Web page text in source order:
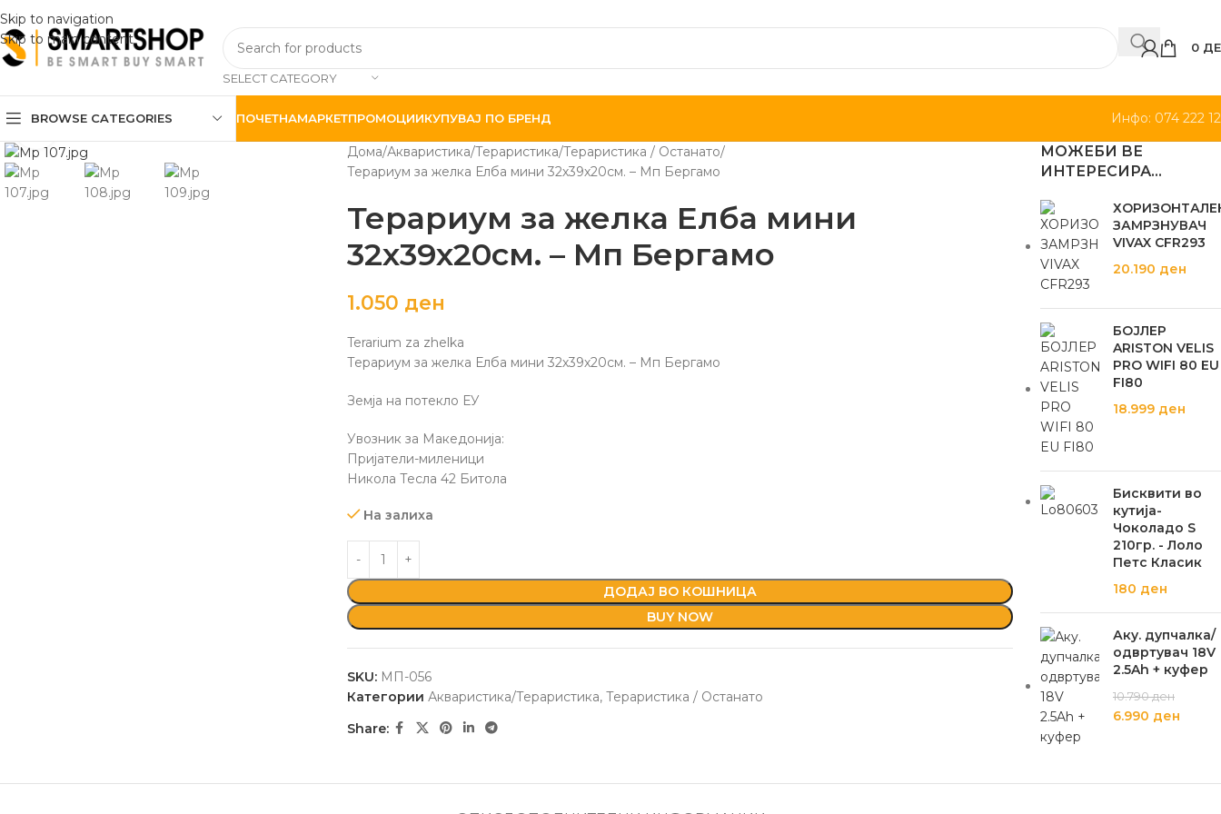
Skip to navigation
Skip to main content
SELECT CATEGORY
0
BROWSE CATEGORIES ПОЧЕТНАМАРКЕТПРОМОЦИИКУПУВАЈ ПО БРЕНД Инфо: 074 222
Click to enlarge
Дома Акваристика/Тераристика Тераристика / Останато
Терариум за желка Елба мини 32х39х20см. – Мп Бергамо
Терариум за желка Елба мини
32х39х20см. – Мп Бергамо
1.050 ден
Terarium za zhelka
Терариум за желка Елба мини 32х39х20см. – Мп Бергамо
Земја на потекло ЕУ
Увозник за Македонија:
Пријатели-миленици
Никола Тесла 42 Битола
На залиха
ДОДАЈ ВО КОШНИЦА
BUY NOW
SKU: МП-056
Категории Акваристика/Тераристика, Тераристика / Останато
Share:
МОЖЕБИ ВЕ
ИНТЕРЕСИРА…
ЗАМРЗНУВАЧ
VIVAX CFR293
20.190 ден
БОЈЛЕР
ARISTON VELIS
PRO WIFI 80 EU
FI80
18.999 ден
Бисквити во
кутија-
Чоколадо S
210гр. - Лоло
Петс Класик
180 ден
Аку. дупчалка/
одвртувач 18V
2.5Ah + куфер
10.790ден
6.990 ден